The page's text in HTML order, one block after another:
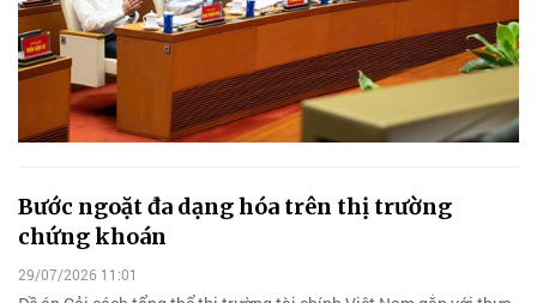
Bước ngoặt đa dạng hóa trên thị trường
chứng khoán
29/07/2026 11:01